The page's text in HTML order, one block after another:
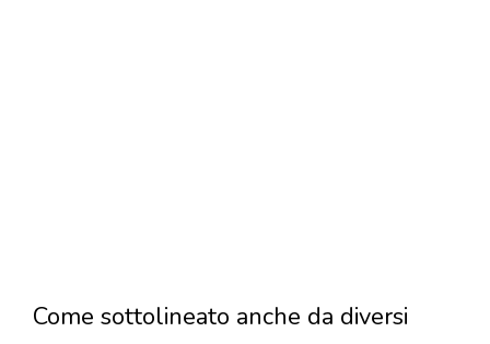
Come sottolineato anche da diversi